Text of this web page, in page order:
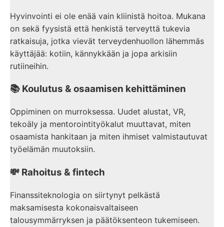
Hyvinvointi ei ole enää vain kliinistä hoitoa. Mukana
on sekä fyysistä että henkistä terveyttä tukevia
ratkaisuja, jotka vievät terveydenhuollon lähemmäs
käyttäjää: kotiin, kännykkään ja jopa arkisiin
rutiineihin.
📚 Koulutus & osaamisen kehittäminen
Oppiminen on murroksessa. Uudet alustat, VR,
tekoäly ja mentorointityökalut muuttavat, miten
osaamista hankitaan ja miten ihmiset valmistautuvat
työelämän muutoksiin.
💸 Rahoitus & fintech
Finanssiteknologia on siirtynyt pelkästä
maksamisesta kokonaisvaltaiseen
talousymmärryksen ja päätöksenteon tukemiseen.